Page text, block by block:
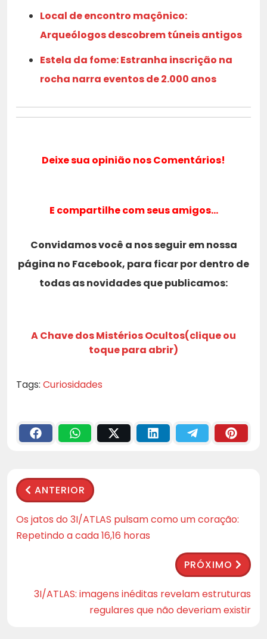
Local de encontro maçônico:
Arqueólogos descobrem túneis antigos
Estela da fome: Estranha inscrição na
rocha narra eventos de 2.000 anos
Deixe sua opinião nos Comentários!
E compartilhe com seus amigos…
Convidamos você a nos seguir em nossa
página no Facebook, para ficar por dentro de
todas as novidades que publicamos:
A Chave dos Mistérios Ocultos(clique ou
toque para abrir)
Tags: Curiosidades
ANTERIOR
Os jatos do 3I/ATLAS pulsam como um coração:
Repetindo a cada 16,16 horas
PRÓXIMO
3I/ATLAS: imagens inéditas revelam estruturas
regulares que não deveriam existir